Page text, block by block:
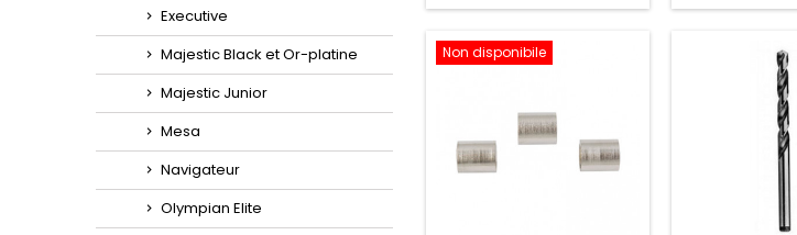
Executive
Majestic Black et Or-platine
Majestic Junior
Mesa
Navigateur
Olympian Elite
Non disponibile